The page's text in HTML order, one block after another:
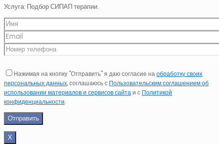
Услуга: Подбор СИПАП терапии.
Нажимая на кнопку "Отправить" я даю согласие наобработку своих
персональных данных, соглашаюсь с Пользовательским соглашением об
использовании материалов и сервисов сайтаи с Политикой
конфиденциальности.
Х